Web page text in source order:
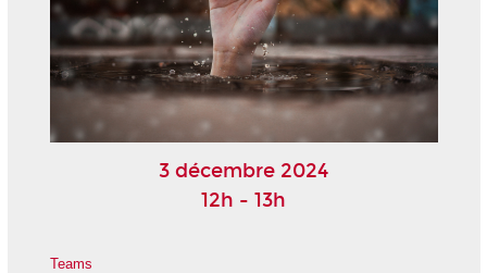
3 décembre 2024
12h - 13h
Teams